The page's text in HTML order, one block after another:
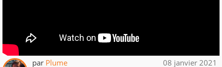
par Plume 08 janvier 2021